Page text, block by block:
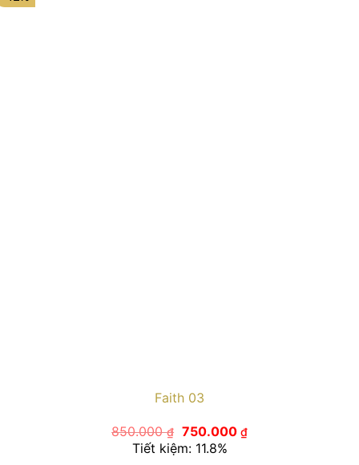
Faith 03
850.000₫ Giá
gốc
là:
750.000 ₫Giá
hiện
Tiết kiệm: 11.8%